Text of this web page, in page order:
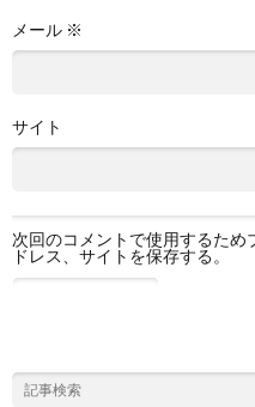
メール ※
サイト
次回のコメントで使用するた
ドレス、サイトを保存する。